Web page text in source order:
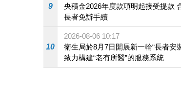
9
央積金2026年度款項明起接受提款 合發放條件
長者免辦手續
10
2026-08-06 10:17
衛生局於8月7日開展新一輪“長者安
致力構建“老有所醫”的服務系統